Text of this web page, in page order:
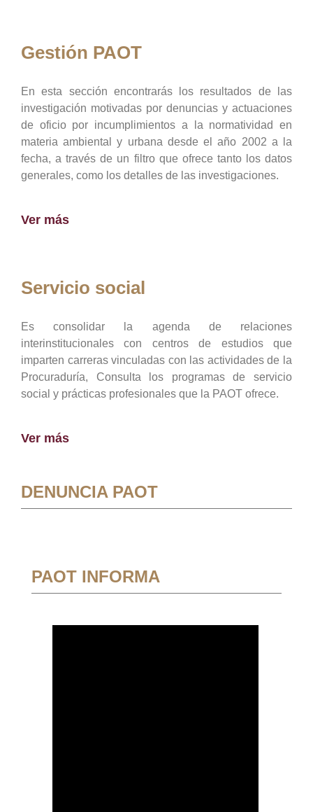
Gestión PAOT
En esta sección encontrarás los resultados de las
investigación motivadas por denuncias y actuaciones
de oficio por incumplimientos a la normatividad en
materia ambiental y urbana desde el año 2002 a la
fecha, a través de un filtro que ofrece tanto los datos
generales, como los detalles de las investigaciones.
Ver más
Servicio social
Es consolidar la agenda de relaciones
interinstitucionales con centros de estudios que
imparten carreras vinculadas con las actividades de la
Procuraduría, Consulta los programas de servicio
social y prácticas profesionales que la PAOT ofrece.
Ver más
DENUNCIA PAOT
PAOT INFORMA